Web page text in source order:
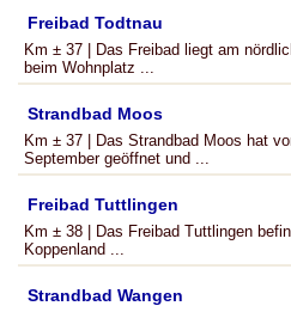
Freibad Todtnau
Km ± 37 | Das Freibad liegt am
beim Wohnplatz ...
Strandbad Moos
Km ± 37 | Das Strandbad Moos hat
September geöffnet und ...
Freibad Tuttlingen
Km ± 38 | Das Freibad Tuttlingen
Koppenland ...
Strandbad Wangen